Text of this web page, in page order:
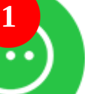
。这是正常的，因为牙齿
当的缓解方法进行管理
期向医生汇报和咨询。
1